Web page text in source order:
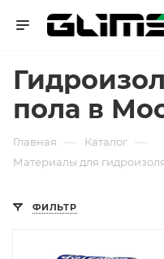
пола в
Главная — Каталог —
Материалы для
ФИЛЬТР